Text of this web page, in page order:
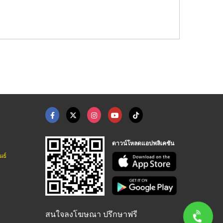
ธ์
ดาวน์โหลดแอปพลิเคชัน
สนใจลงโฆษณา ปรึกษาฟรี